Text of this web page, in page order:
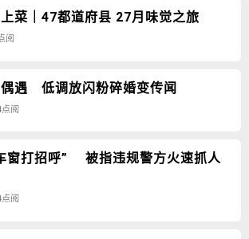
菜｜47都道府县 27月味觉之旅
阅
遇 低调放闪粉碎婚变传闻
点阅
窗打招呼” 被指违规警方火速抓人
阅